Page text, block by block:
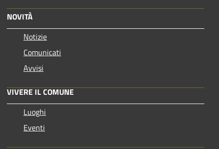
NOVITÀ
Notizie
Comunicati
Avvisi
VIVERE IL COMUNE
Luoghi
Eventi